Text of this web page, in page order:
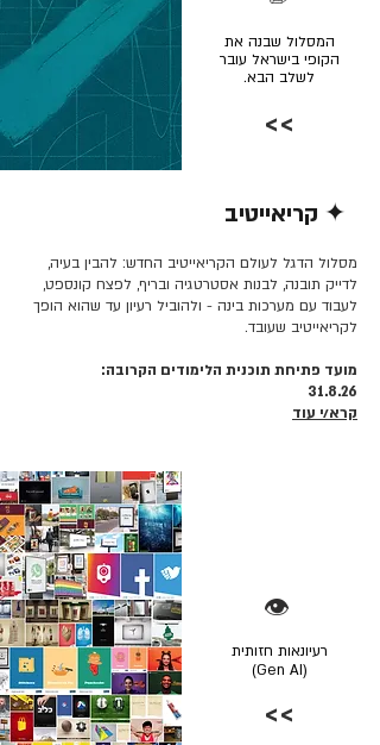
המסלול שבנה את
הקופי בישראל עובר
לשלב הבא.
>>
✦ קריאייטיב
מסלול הדגל לעולם הקריאייטיב החדש: להבין בעיה,
לדייק תובנה, לבנות אסטרטגיה ובריף, לפצח קונספט,
לעבוד עם מערכות בינה - ולהוביל רעיון עד שהוא הופך
לקריאייטיב שעובד.
מועד פתיחת תוכנית הלימודים הקרובה:
31.8.26
קרא/י עוד
👁️
רעיונאות חזותית
(Gen AI)
>>